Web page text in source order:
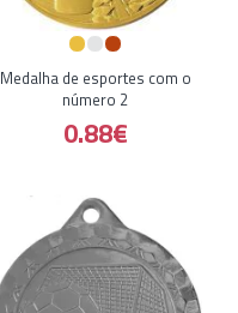
Medalha de esportes com o
número 2
0.88€